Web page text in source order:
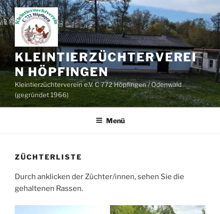
Zum
Inhalt
springen
KLEINTIERZÜCHTERVEREI
N HÖPFINGEN
Kleintierzüchterverein e.V. C 772 Höpfingen / Odenwald
(gegründet 1966)
Menü
ZÜCHTERLISTE
Durch anklicken der Züchter/innen, sehen Sie die
gehaltenen Rassen.